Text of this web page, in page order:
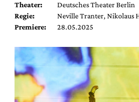
Theater:
Deutsches Theater Berlin
Regie:
Neville Tranter, Nikolaus
Premiere:
28.05.2025